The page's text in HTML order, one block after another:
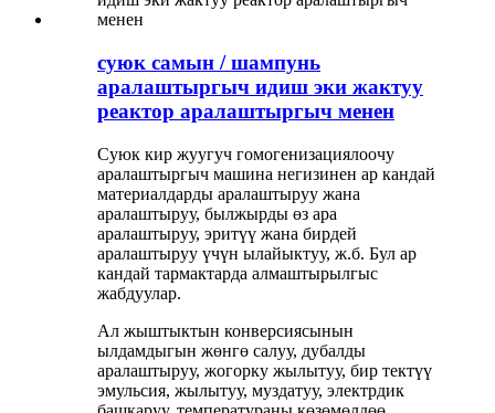
суюк самын / шампунь
аралаштыргыч идиш эки жактуу
реактор аралаштыргыч менен
Суюк кир жуугуч гомогенизациялоочу
аралаштыргыч машина негизинен ар кандай
материалдарды аралаштыруу жана
аралаштыруу, былжырды өз ара
аралаштыруу, эритүү жана бирдей
аралаштыруу үчүн ылайыктуу, ж.б. Бул ар
кандай тармактарда алмаштырылгыс
жабдуулар.
Ал жыштыктын конверсиясынын
ылдамдыгын жөнгө салуу, дубалды
аралаштыруу, жогорку жылытуу, бир тектүү
эмульсия, жылытуу, муздатуу, электрдик